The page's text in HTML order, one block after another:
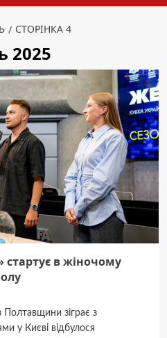
СТОРІНКА 4
2025
стартує в жіночому
зіграє з
у Києві відбулося